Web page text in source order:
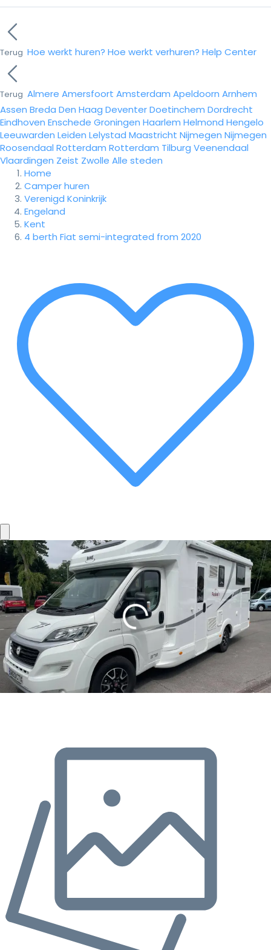
Terug Hoe werkt huren? Hoe werkt verhuren? Help Center
Terug Almere Amersfoort Amsterdam Apeldoorn Arnhem
Assen Breda Den Haag DeventerDoetinchem Dordrecht
Eindhoven Enschede Groningen Haarlem Helmond Hengelo
Leeuwarden Leiden Lelystad Maastricht Nijmegen Nijmegen
Roosendaal Rotterdam Rotterdam Tilburg Veenendaal
Vlaardingen Zeist Zwolle Alle steden
Home
Camper huren
Verenigd Koninkrijk
Engeland
Kent
4 berth Fiat semi-integrated from 2020